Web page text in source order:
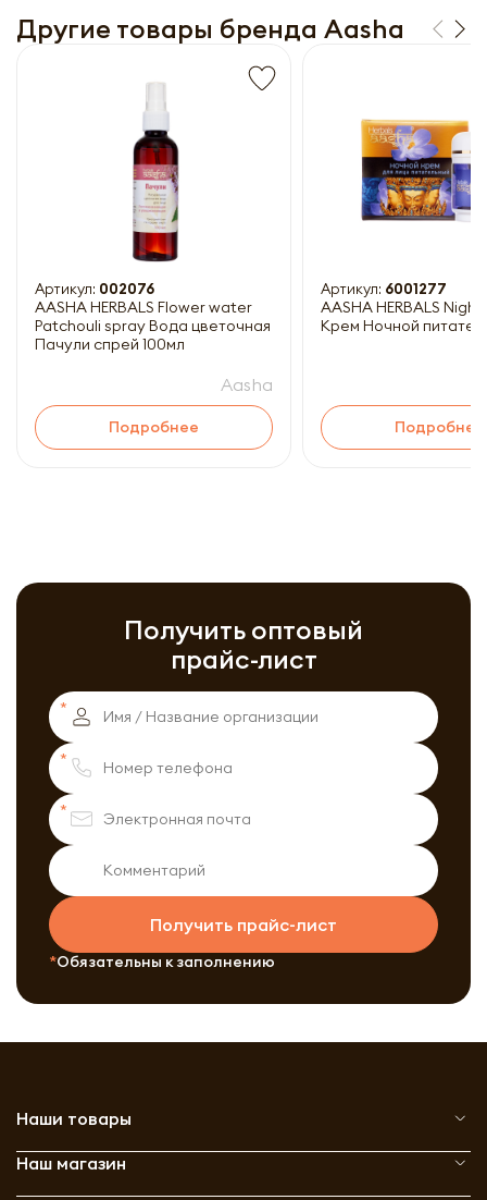
Другие товары бренда Aasha
Артикул: 002076
AASHA HERBALS Flower water
Patchouli spray Вода цветочная
Пачули спрей 100мл
Aasha
Подробнее
Артикул: 6001277
AASHA HERBALS
Крем Ночной
Подробнее
Получить оптовый
прайс-лист
Получить прайс-лист
Обязательны к заполнению
Получить прайс-лист
Обязательны к заполнению
Наши товары
Наш магазин